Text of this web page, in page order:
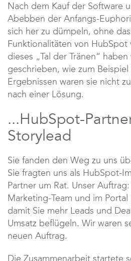
Nach dem Kauf der Software
Abebben der Anfangs-
sich her zu dümpeln, ohne
Funktionalitäten von HubSpot
dieses „Tal der Tränen“
geschrieben, wie zum Beispiel
Ergebnissen waren sie nicht
nach einer Lösung.
...HubSpot-
Storylead
Sie fanden den Weg zu uns
Sie fragten uns als HubSpot-
Partner um Rat. Unser
Marketing-Team und im
damit Sie mehr Leads und
Umsatz beflügeln. Wir waren
neuen Auftrag.
Die Zusammenarbeit startete